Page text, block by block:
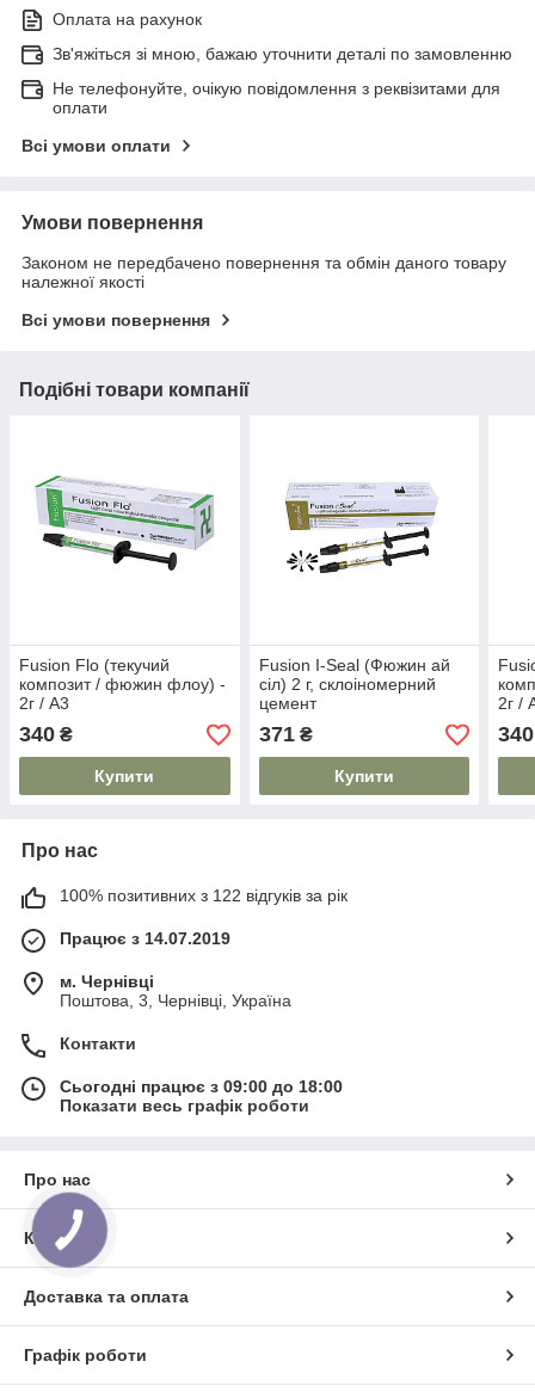
Оплата на рахунок
Зв'яжіться зі мною, бажаю уточнити деталі по замовленню
Не телефонуйте, очікую повідомлення з реквізитами для
оплати
Всі умови оплати
Умови повернення
Законом не передбачено повернення та обмін даного товару
належної якості
Всі умови повернення
Подібні товари компанії
Fusion Flo (текучий
композит / фюжин флоу) -
2г / А3
340 ₴
Купити
Fusion I-Seal (Фюжин ай
сіл) 2 г, склоіномерний
цемент
371₴
Купити
2г /
340
Про нас
100% позитивних з 122 відгуків за рік
Працює з 14.07.2019
м. Чернівці
Поштова, 3, Чернівці, Україна
Контакти
Сьогодні працює з 09:00 до 18:00
Показати весь графік роботи
Про нас
Контакти
Доставка та оплата
Графік роботи